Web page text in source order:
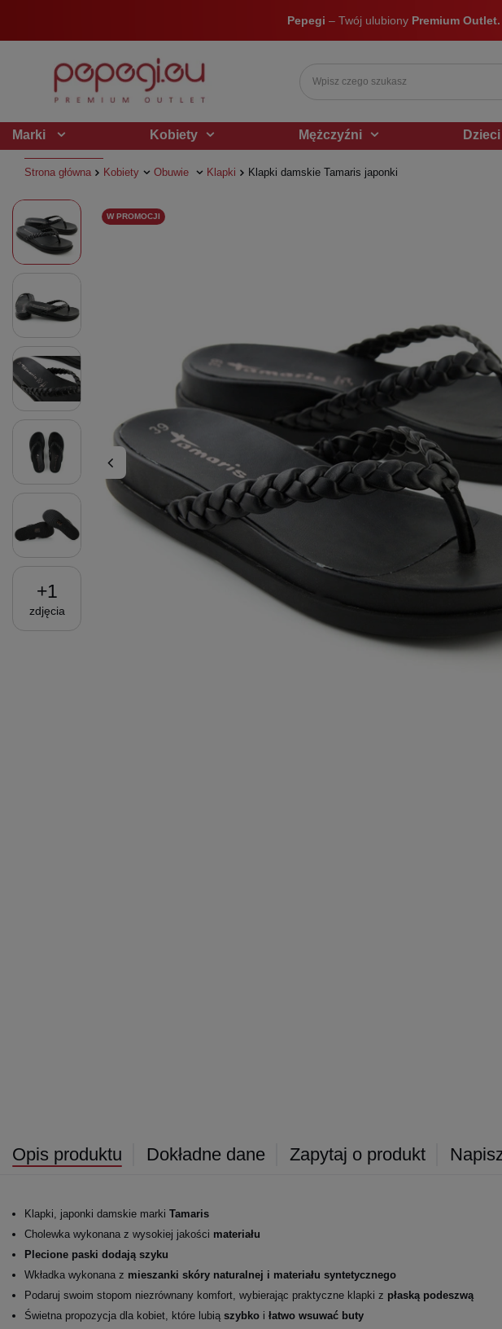
Pepegi – Twój ulubiony Premium Outlet.
Marki Kobiety Mężczyźni Dzieci
Strona główna Kobiety Obuwie Klapki Klapki damskie Tamaris japonki
+1
zdjęcia
W PROMOCJI
Opis produktu Dokładne dane Zapytaj o produkt
Klapki, japonki damskie marki Tamaris
Cholewka wykonana z wysokiej jakości materiału
Plecione paski dodają szyku
Wkładka wykonana z mieszanki skóry naturalnej i materiału syntetycznego
Podaruj swoim stopom niezrównany komfort, wybierając praktyczne klapki z płaską podeszwą
Świetna propozycja dla kobiet, które lubią szybko i łatwo wsuwać buty